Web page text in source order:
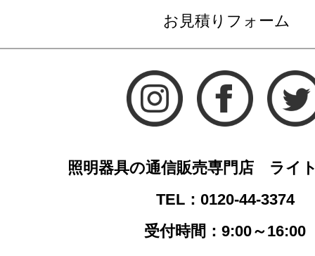
お見積りフォーム
照明器具の通信販売専門店 ライ
TEL：0120-44-3374
受付時間：9:00～16:00